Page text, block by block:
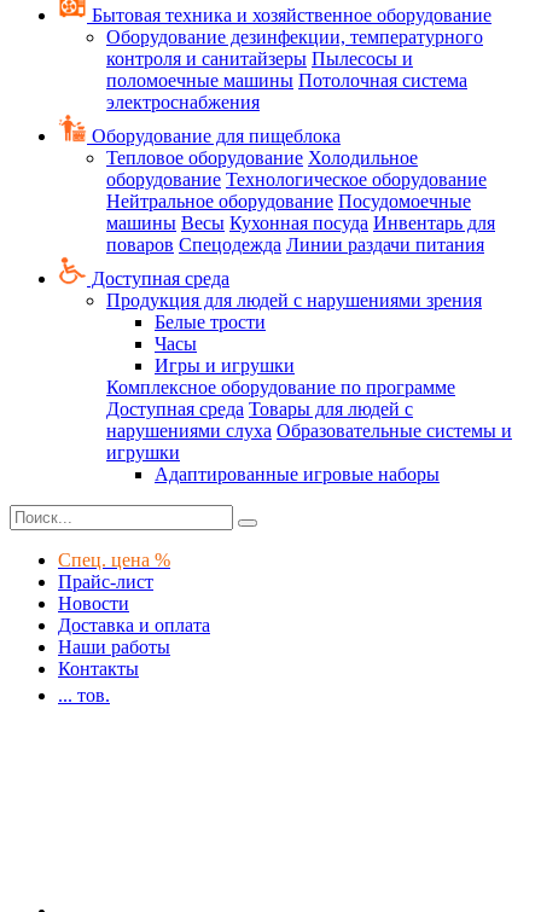
Бытовая техника и хозяйственное оборудование
Оборудование дезинфекции, температурного
контроля и санитайзеры Пылесосы и
поломоечные машины Потолочная система
электроснабжения
Оборудование для пищеблока
Тепловое оборудование Холодильное
оборудование Технологическое оборудование
Нейтральное оборудование Посудомоечные
машины Весы Кухонная посуда Инвентарь для
поваров Спецодежда Линии раздачи питания
Доступная среда
Продукция для людей с нарушениями зрения
Белые трости
Часы
Игры и игрушки
Комплексное оборудование по программе
Доступная среда Товары для людей с
нарушениями слуха Образовательные системы и
игрушки
Адаптированные игровые наборы
Спец. цена %
Прайс-лист
Новости
Доставка и оплата
Наши работы
Контакты
... тов.